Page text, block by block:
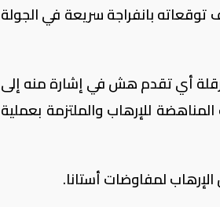
بانفراجة سريعة في الجولة
أي تقدم هش في إشارة منه إلى
للإرهاب والملتزمة بعملية
لمفاوضات أستانا.